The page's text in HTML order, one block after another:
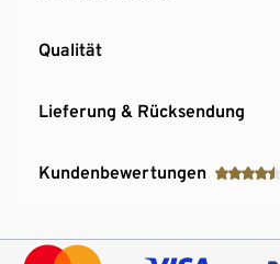
Qualität
Lieferung & Rücksendung
Kundenbewertungen